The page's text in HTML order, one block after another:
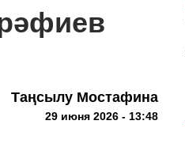
Таңсылу Мостафина
29 июня 2026 - 13:48